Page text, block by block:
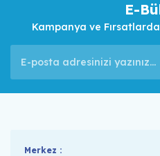
E-
Kampanya ve
Merkez :